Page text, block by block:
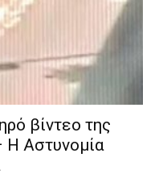
βίντεο της
Η Αστυνομία